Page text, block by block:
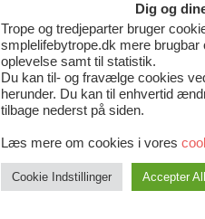
Smelt
chokoladen.
Tilsæt daddelsirup
17 cm springform
på bunden og stil
bunden og stil
Fremgangsmåde:
Alle ingredienser
på. Karamellen er
Dig og
Trope og tredjeparter bruger
smplelifebytrope.dk mere brugbar
oplevelse samt til statistik.
Du kan til- og fravælge cookies
herunder. Du kan til enhvertid
tilbage nederst på siden.
Læs mere om cookies i vores
Cookie Indstillinger Accepter